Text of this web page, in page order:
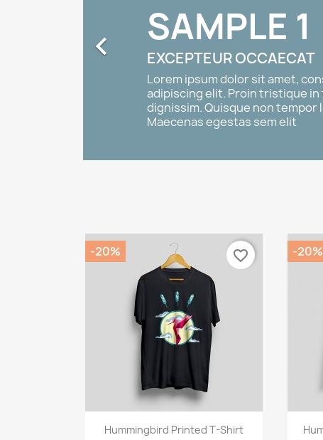
SAMPLE 1
EXCEPTEUR OCCAECAT
Lorem ipsum dolor sit amet,
adipiscing elit. Proin tristique
dignissim. Quisque non tempor
Maecenas egestas sem elit

Vorschau
Hummingbird Printed T-Shirt
-20% favorite_border -20%